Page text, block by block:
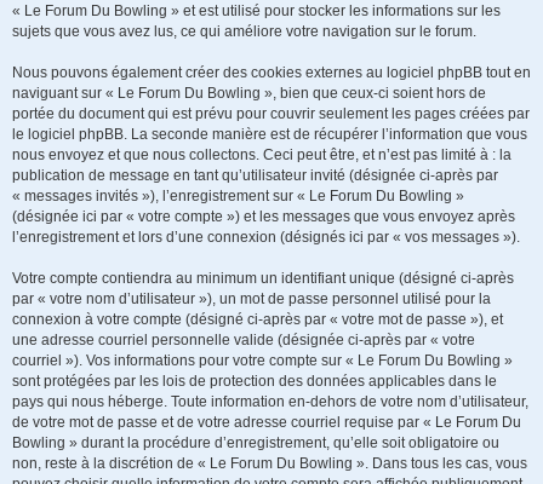
« Le Forum Du Bowling » et est utilisé pour stocker les informations sur les
sujets que vous avez lus, ce qui améliore votre navigation sur le forum.
Nous pouvons également créer des cookies externes au logiciel phpBB tout en
naviguant sur « Le Forum Du Bowling », bien que ceux-ci soient hors de
portée du document qui est prévu pour couvrir seulement les pages créées par
le logiciel phpBB. La seconde manière est de récupérer l’information que vous
nous envoyez et que nous collectons. Ceci peut être, et n’est pas limité à : la
publication de message en tant qu’utilisateur invité (désignée ci-après par
« messages invités »), l’enregistrement sur « Le Forum Du Bowling »
(désignée ici par « votre compte ») et les messages que vous envoyez après
l’enregistrement et lors d’une connexion (désignés ici par « vos messages »).
Votre compte contiendra au minimum un identifiant unique (désigné ci-après
par « votre nom d’utilisateur »), un mot de passe personnel utilisé pour la
connexion à votre compte (désigné ci-après par « votre mot de passe »), et
une adresse courriel personnelle valide (désignée ci-après par « votre
courriel »). Vos informations pour votre compte sur « Le Forum Du Bowling »
sont protégées par les lois de protection des données applicables dans le
pays qui nous héberge. Toute information en-dehors de votre nom d’utilisateur,
de votre mot de passe et de votre adresse courriel requise par « Le Forum Du
Bowling » durant la procédure d’enregistrement, qu’elle soit obligatoire ou
non, reste à la discrétion de « Le Forum Du Bowling ». Dans tous les cas, vous